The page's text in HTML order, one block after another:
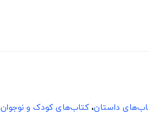
داستان، کتاب‌های کودک و نوجوان